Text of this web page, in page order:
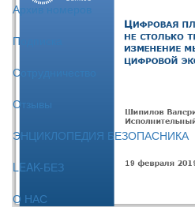
Архив номеров
Подписка
Сотрудничество
Отзывы
ЭНЦИКЛОПЕДИЯ БЕЗОПАСНИКА
LEAK-БЕЗ
О НАС